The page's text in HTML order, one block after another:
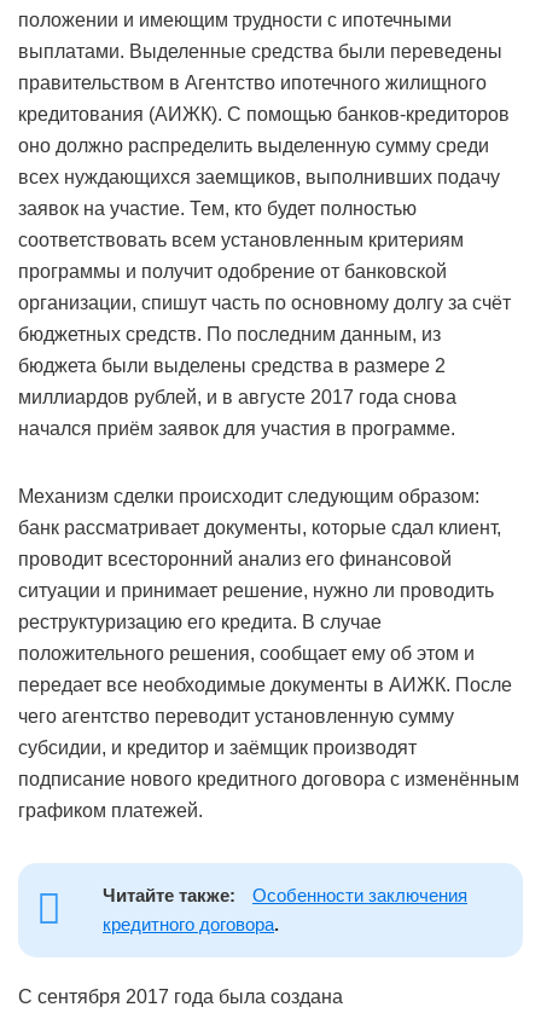
положении и имеющим трудности с ипотечными
выплатами. Выделенные средства были переведены
правительством в Агентство ипотечного жилищного
кредитования (АИЖК). С помощью банков-кредиторов
оно должно распределить выделенную сумму среди
всех нуждающихся заемщиков, выполнивших подачу
заявок на участие. Тем, кто будет полностью
соответствовать всем установленным критериям
программы и получит одобрение от банковской
организации, спишут часть по основному долгу за счёт
бюджетных средств. По последним данным, из
бюджета были выделены средства в размере 2
миллиардов рублей, и в августе 2017 года снова
начался приём заявок для участия в программе.
Механизм сделки происходит следующим образом:
банк рассматривает документы, которые сдал клиент,
проводит всесторонний анализ его финансовой
ситуации и принимает решение, нужно ли проводить
реструктуризацию его кредита. В случае
положительного решения, сообщает ему об этом и
передает все необходимые документы в АИЖК. После
чего агентство переводит установленную сумму
субсидии, и кредитор и заёмщик производят
подписание нового кредитного договора с изменённым
графиком платежей.
Читайте также:
Особенности заключения
кредитного договора.
С сентября 2017 года была создана